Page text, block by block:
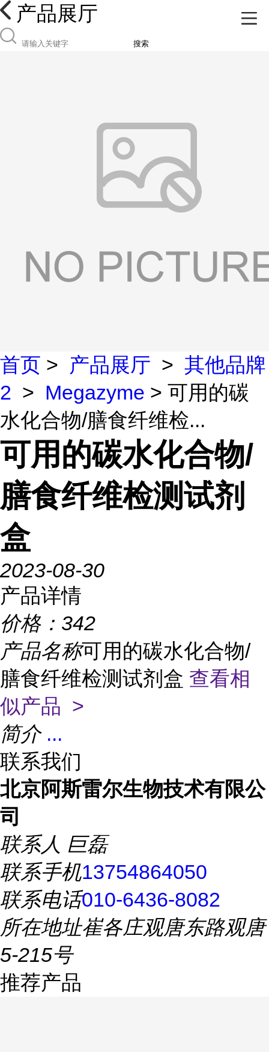
产品展厅
搜索
首页 > 产品展厅 > 其他品牌
2 > Megazyme > 可用的碳
水化合物/膳食纤维检...
可用的碳水化合物/
膳食纤维检测试剂
盒
2023-08-30
产品详情
价格： 342
产品名称可用的碳水化合物/
膳食纤维检测试剂盒 查看相
似产品 >
简介 ...
联系我们
北京阿斯雷尔生物技术有限公
司
联系人 巨磊
联系手机13754864050
联系电话010-6436-8082
所在地址崔各庄观唐东路观唐
5-215号
推荐产品